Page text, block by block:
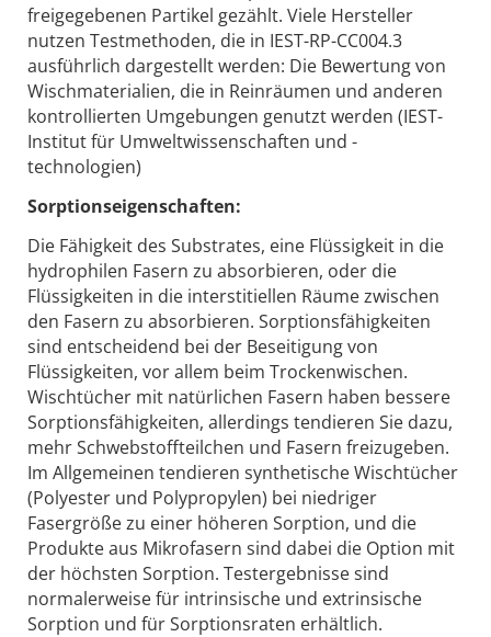
freigegebenen Partikel gezählt. Viele Hersteller
nutzen Testmethoden, die in IEST-RP-CC004.3
ausführlich dargestellt werden: Die Bewertung von
Wischmaterialien, die in Reinräumen und anderen
kontrollierten Umgebungen genutzt werden (IEST-
Institut für Umweltwissenschaften und -
technologien)
Sorptionseigenschaften:
Die Fähigkeit des Substrates, eine Flüssigkeit in die
hydrophilen Fasern zu absorbieren, oder die
Flüssigkeiten in die interstitiellen Räume zwischen
den Fasern zu absorbieren. Sorptionsfähigkeiten
sind entscheidend bei der Beseitigung von
Flüssigkeiten, vor allem beim Trockenwischen.
Wischtücher mit natürlichen Fasern haben bessere
Sorptionsfähigkeiten, allerdings tendieren Sie dazu,
mehr Schwebstoffteilchen und Fasern freizugeben.
Im Allgemeinen tendieren synthetische Wischtücher
(Polyester und Polypropylen) bei niedriger
Fasergröße zu einer höheren Sorption, und die
Produkte aus Mikrofasern sind dabei die Option mit
der höchsten Sorption. Testergebnisse sind
normalerweise für intrinsische und extrinsische
Sorption und für Sorptionsraten erhältlich.